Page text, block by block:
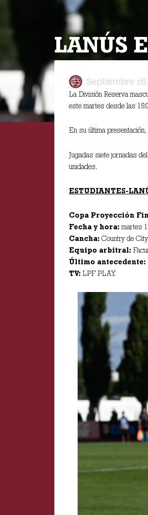
LANÚS
Septiembre
La División Reserva
este martes desde las
En su última
Jugadas siete jornadas
unidades.
ESTUDIANTES-
Copa Proyección
Fecha y hora: martes
Cancha: Country de
Equipo arbitral:
Último antecedente:
TV: LPF PLAY.